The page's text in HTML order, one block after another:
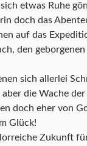
etwas Ruhe
doch das
auf das
den
sich allerlei
die Wache
doch eher von
Glück!
Zukunft